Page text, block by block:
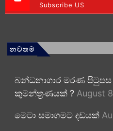
Subscribe US
නවතම
බන්ධනාගාර මරණ
කුමන්ත්‍රණයක් ? August
මෙටා සමාගමට දඩයක්